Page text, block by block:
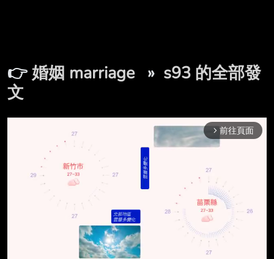
👉婚姻 marriage » s93 的全部發
文
arrow_forward_ios 前往頁面